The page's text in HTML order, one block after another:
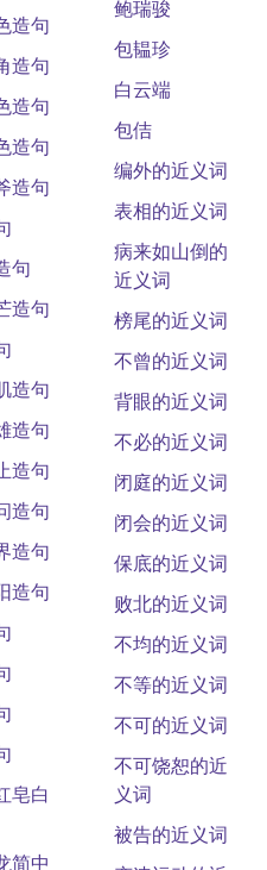
造句
造句
造句
造句
造句
句
造句
造句
造句
造句
造句
造句
造句
皂白
简中
鲍瑞骏
包韫珍
白云端
包佶
编外的近义词
表相的近义词
病来如山倒的
近义词
榜尾的近义词
不曾的近义词
背眼的近义词
不必的近义词
闭庭的近义词
闭会的近义词
保底的近义词
败北的近义词
不均的近义词
不等的近义词
不可的近义词
不可饶恕的近
义词
被告的近义词